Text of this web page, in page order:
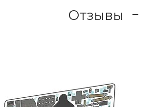
Отзывы